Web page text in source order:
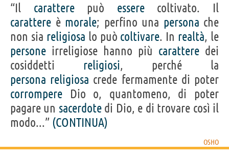
“Il caratterepuò esserecoltivato. Il
carattere è morale; perfino una persona che
non sia religiosa lo può coltivare. In realtà, le
persone irreligiose hanno più carattere dei
cosiddetti religiosi, perché la
persona religiosa crede fermamente di poter
corrompere Dio o, quantomeno, di poter
pagare un sacerdotedi Dio, e di trovare così il
modo...” (CONTINUA)
OSHO